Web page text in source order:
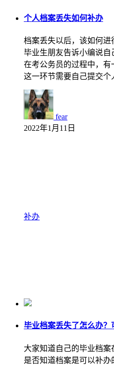
个人档案丢失如何补办
档案丢失以后，该如何
毕业生朋友告诉小编说
在考公务员的过程中，有
这一环节需要自己提交
fear
2022年1月11日
补办
毕业档案丢失了怎么办？
大家知道自己的毕业档案
是否知道档案是可以补